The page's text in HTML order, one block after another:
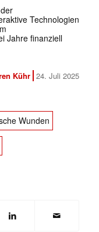
Technologien
Jahre finanziell
Kühr 24. Juli 2025
Wunden